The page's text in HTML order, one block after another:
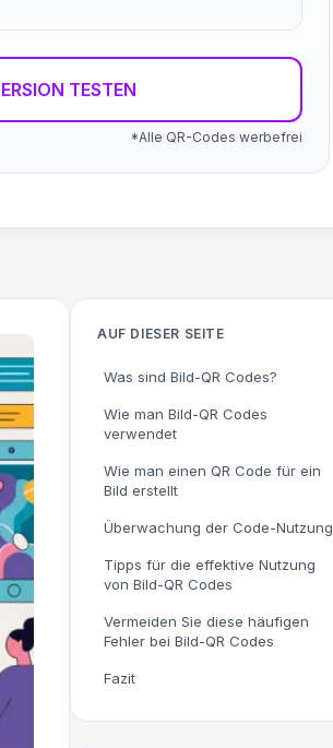
TESTEN
*Alle QR-Codes werbefrei
AUF DIESER SEITE
Was sind Bild-QR Codes?
Wie man Bild-QR Codes
verwendet
Wie man einen QR Code für ein
Bild erstellt
Überwachung der Code-Nutzung
Tipps für die effektive Nutzung
von Bild-QR Codes
Vermeiden Sie diese häufigen
Fehler bei Bild-QR Codes
Fazit